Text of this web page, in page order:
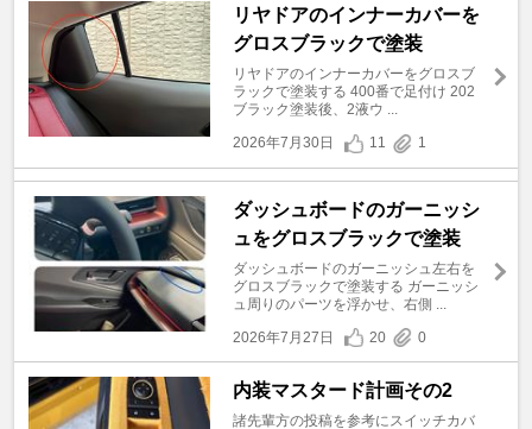
リヤドアのインナーカバーを
グロスブラックで塗装
リヤドアのインナーカバーをグロスブ
ラックで塗装する 400番で足付け 202
ブラック塗装後、2液ウ ...
2026年7月30日
11 1
ダッシュボードのガーニッシ
ュをグロスブラックで塗装
ダッシュボードのガーニッシュ左右を
グロスブラックで塗装する ガーニッシ
ュ周りのパーツを浮かせ、右側 ...
2026年7月27日
20 0
内装マスタード計画その2
諸先輩方の投稿を参考にスイッチカバ